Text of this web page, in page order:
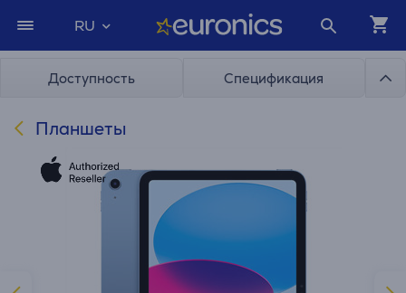
RU
Доступность Спецификация
Планшеты